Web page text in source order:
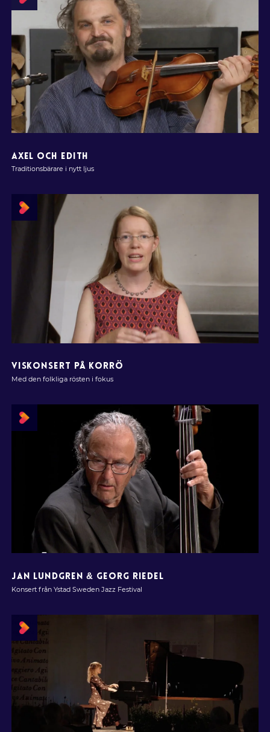
AXEL OCH EDITH
Traditionsbärare i nytt ljus
VISKONSERT PÅ KORRÖ
Med den folkliga rösten i fokus
JAN LUNDGREN & GEORG RIEDEL
Konsert från Ystad Sweden Jazz Festival